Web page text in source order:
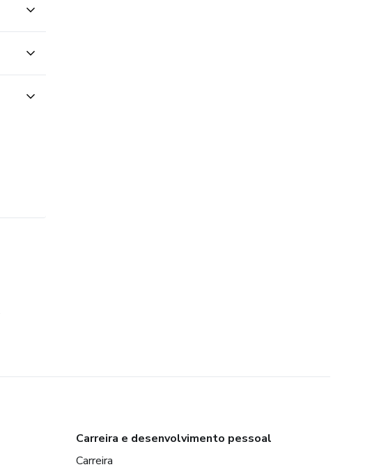
Carreira e desenvolvimento pessoal
Carreira